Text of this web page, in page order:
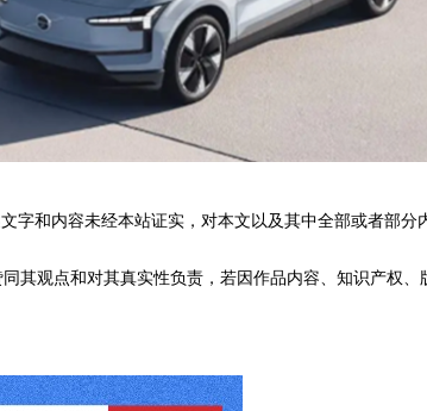
字和内容未经本站证实，对本文以及其中全部或者部
观点和对其真实性负责，若因作品内容、知识产权